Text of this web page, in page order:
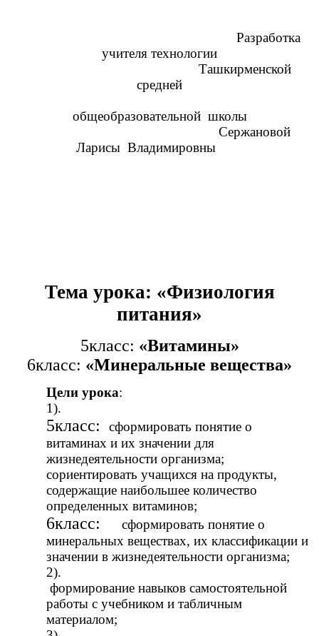
Разработка
учителя технологии
Ташкирменской
средней
общеобразовательной школы
Сержановой
Ларисы Владимировны
Тема урока: «Физиология
питания»
5класс: «Витамины»
6класс: «Минеральные вещества»
Цели урока:
1).
5класс:
сформировать понятие о
витаминах и их значении для
жизнедеятельности организма;
сориентировать учащихся на продукты,
содержащие наибольшее количество
определенных витаминов;
6класс:
сформировать понятие о
минеральных веществах, их классификации и
значении в жизнедеятельности организма;
2).
формирование навыков самостоятельной
работы с учебником и табличным
материалом;